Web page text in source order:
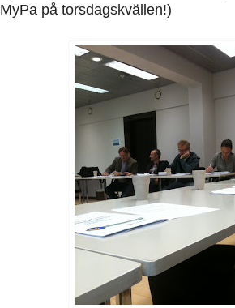
på torsdagskvällen!)